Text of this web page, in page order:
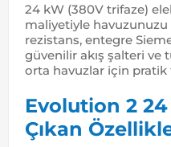
24 kW (380V trifaze)
maliyetiyle havuzunuzu
rezistans, entegre
güvenilir akış şalteri ve
orta havuzlar için pratik
Evolution 2
Çıkan